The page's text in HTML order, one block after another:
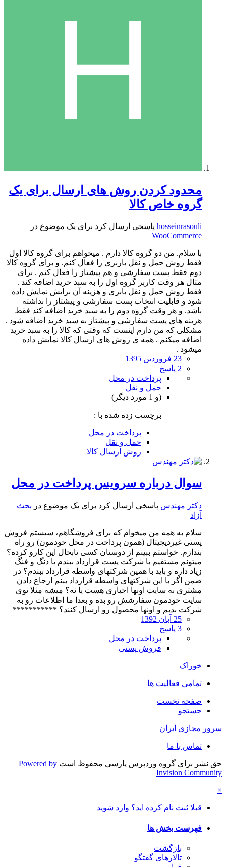
محدود کردن روش های ارسال برای یک
گروه خاص کالا
hosseinrasouli پاسخی ارسال کرد برای یک موضوع در
WooCommerce
با سلام. من دو گروه کالا دارم . میخواهم برای گروه کالا اول
فقط روش حمل و نقل باربری را فعال کنم. و برای گروه کالا
دوم فقط پست سفارشی و هم پیشتاز را فعال کنم . برای
مثال هر وقت کاربر گروه اول را به سبد خرید اضافه کند .
فقط روش حمل و نقل بابری و هزینه آن برایش نمایش داده
شود و قابلیت انتخاب پست سفارشی و پیشتاز را نداشته
باشد. و هر وقت گروه دوم را به سبد خرید اضافه کند فقط
هزینه های پست سفارشی و پیشتاز به سبد خرید اضافه شود .
مشکلی که من دارم اینست که وقتی که کالا را به سبد خرید
اضافه میکنم . همه ی روش های ارسال کالا نمایش داده
میشود .
23 فروردین 1395
2 پاسخ
پرداخت در محل
حمل و نقل
(و 1 مورد دیگر)
برچسب زده شده با :
پرداخت در محل
حمل و نقل
روش ارسال کالا
سوال درباره سرویس پرداخت در محل
دکتر مهندس پاسخی ارسال کرد برای یک موضوع در بحث
آزاد
سلام به همه من میخوام که برای فروشگاهم، سیستم فروش
پستی غیردیجیتال (همون پرداخت در محل خودمون) رو راه
بندازم. خواستم ببینم از دوستان کسی تابحال این کارو کرده؟
میتونم مستقیم با شرکت پست قرارداد ببندم یا دنگ و فنگ
زیاد داره و باید با همین شرکتهای واسطه قرارداد ببندم؟ در
ضمن اگر با این شرکتهای واسطه قرارداد ببنم ارجاع دادن
مشتری به سایت اونها اجباری هست یا نه؟ میشه مثلا توی
سایت خودمون سفارشش رو بده و بعدا ما اطلاعات رو به
شرکت بدیم و اونها محصول رو ارسال کنند؟ ***********
25 آبان 1392
3 پاسخ
پرداخت در محل
فروش پستی
خوراک
تمامی فعالیت ها
صفحه نخست
جستجو
سرور مجازی ایران
تماس با ما
حق نشر برای گروه وردپرس پارسی محفوظ است Powered by
Invision Community
×
قبلا ثبت نام کرده اید؟ وارد شوید
فهرست بخش ها
بازگشت
تالارهای گفتگو